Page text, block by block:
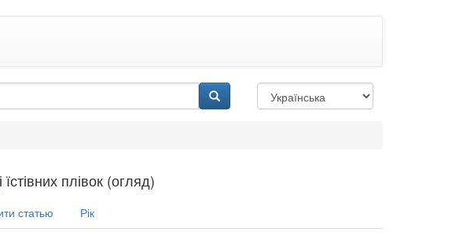
плівок (огляд)
статью Рік